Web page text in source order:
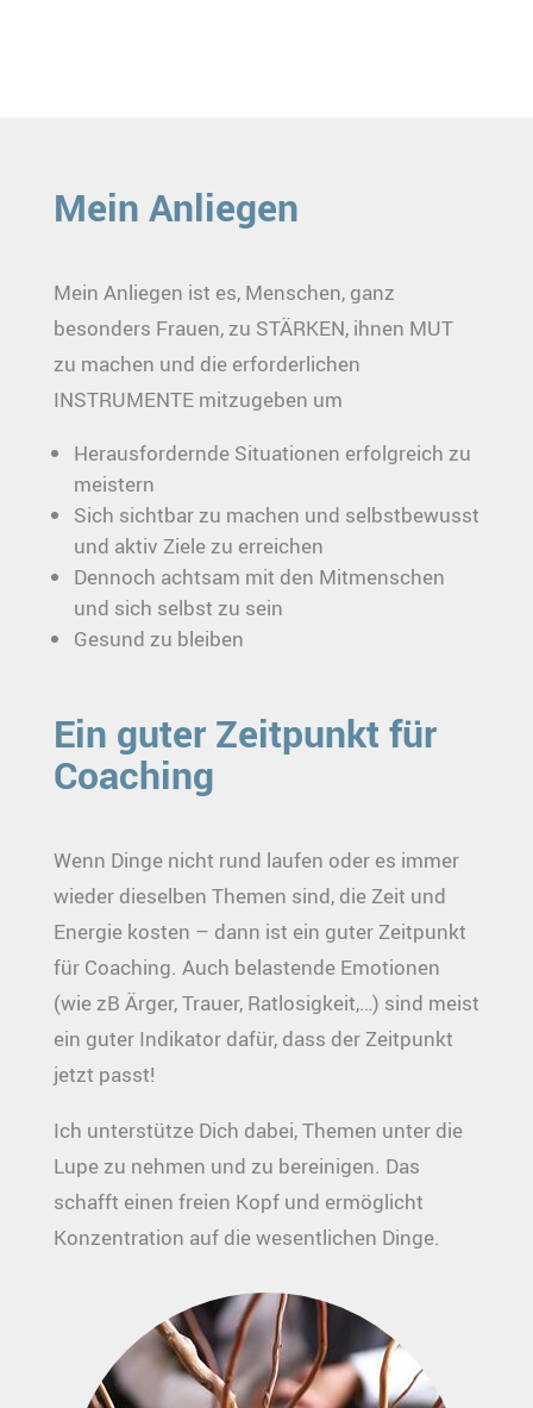
Mein Anliegen
Mein Anliegen ist es, Menschen, ganz
besonders Frauen, zu STÄRKEN, ihnen MUT
zu machen und die erforderlichen
INSTRUMENTE mitzugeben um
Herausfordernde Situationen erfolgreich zu
meistern
Sich sichtbar zu machen und selbstbewusst
und aktiv Ziele zu erreichen
Dennoch achtsam mit den Mitmenschen
und sich selbst zu sein
Gesund zu bleiben
Ein guter Zeitpunkt für
Coaching
Wenn Dinge nicht rund laufen oder es immer
wieder dieselben Themen sind, die Zeit und
Energie kosten – dann ist ein guter Zeitpunkt
für Coaching. Auch belastende Emotionen
(wie zB Ärger, Trauer, Ratlosigkeit,…) sind meist
ein guter Indikator dafür, dass der Zeitpunkt
jetzt passt!
Ich unterstütze Dich dabei, Themen unter die
Lupe zu nehmen und zu bereinigen. Das
schafft einen freien Kopf und ermöglicht
Konzentration auf die wesentlichen Dinge.